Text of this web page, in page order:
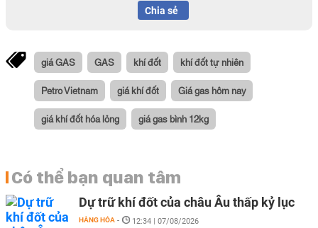
Chia sẻ
giá GAS GAS khí đốt khí đốt tự nhiên
Petro Vietnam giá khí đốt Giá gas hôm nay
giá khí đốt hóa lỏng giá gas bình 12kg
Có thể bạn quan tâm
Dự trữ khí đốt của châu Âu thấp kỷ lục
HÀNG HÓA - 12:34 | 07/08/2026